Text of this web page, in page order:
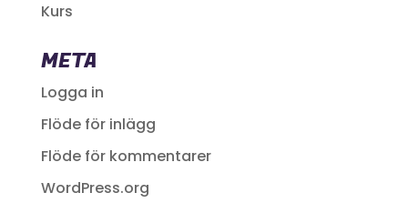
Kurs
META
Logga in
Flöde för inlägg
Flöde för kommentarer
WordPress.org